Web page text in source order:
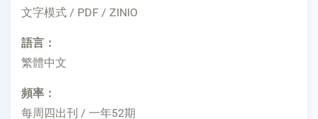
文字模式 / PDF / ZINIO
語言：
繁體中文
頻率：
每周四出刊 / 一年52期